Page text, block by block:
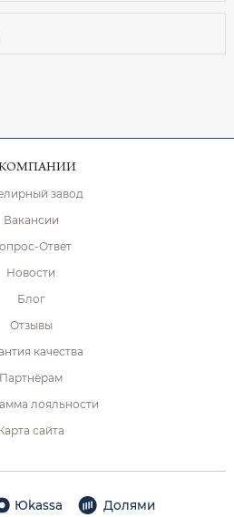
завод
Вакансии
Ответ
Новости
Блог
Отзывы
качества
Партнёрам
лояльности
сайта
Юkassa Долями